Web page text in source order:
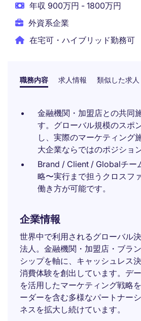
年収 900万円 - 1800万円
外資系企業
在宅可・ハイブリッド勤務可
職務内容 求人情報 類似した求人
金融機関・加盟店との共同
す。グローバル規模のスポ
し、実際のマーケティング
大企業ならではのポジショ
Brand / Client / Globalチー
略〜実行まで担うクロスフ
働き方が可能です。
企業情報
世界中で利用されるグローバル
法人。金融機関・加盟店・ブラ
シップを軸に、キャッシュレス
消費体験を創出しています。デ
を活用したマーケティング戦略
ーダーを含む多様なパートナー
ネスを拡大し続けています。